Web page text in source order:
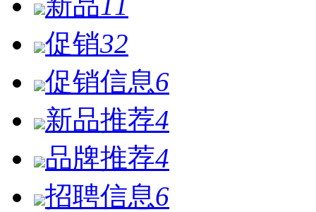
促销32
促销信息6
新品推荐4
品牌推荐4
招聘信息6